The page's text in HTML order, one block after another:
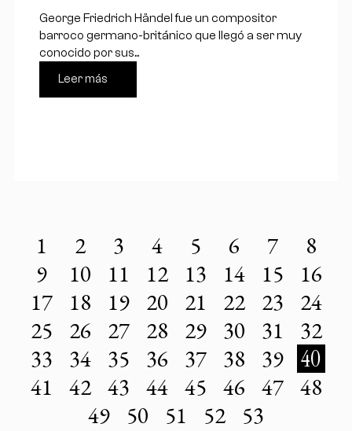
George Friedrich Händel fue un compositor
barroco germano-británico que llegó a ser muy
conocido por sus...
Leer más
1 2 3 4 5 6 7
8
9
10 11 12 13 14 15
16
17
18 19 20 21 22 23
24
25
26 27 28 29 30 31
32
33
34 35 36 37 38 39 40
41
42 43 44 45 46 47 48
49
50 51 52 53